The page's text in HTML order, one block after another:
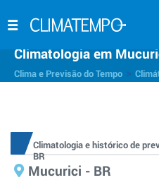
Climatologia em
Clima e Previsão do Tempo
Climatologia e histórico de
BR
Mucurici - BR